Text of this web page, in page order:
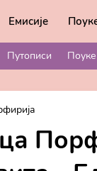
Емисије
Путописи Поуке